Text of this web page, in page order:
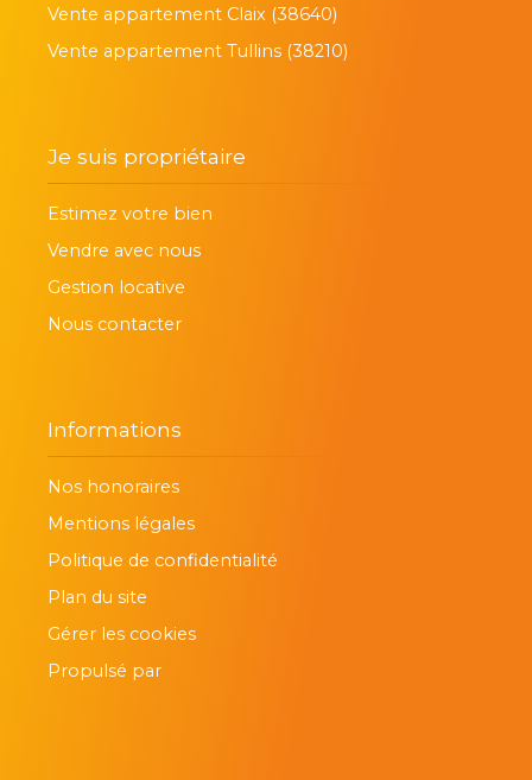
Vente appartement Claix (38640)
Vente appartement Tullins (38210)
Je suis propriétaire
Estimez votre bien
Vendre avec nous
Gestion locative
Nous contacter
Informations
Nos honoraires
Mentions légales
Politique de confidentialité
Plan du site
Gérer les cookies
Propulsé par